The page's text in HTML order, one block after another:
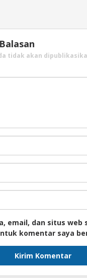
tidak akan
email, dan situs web
komentar saya